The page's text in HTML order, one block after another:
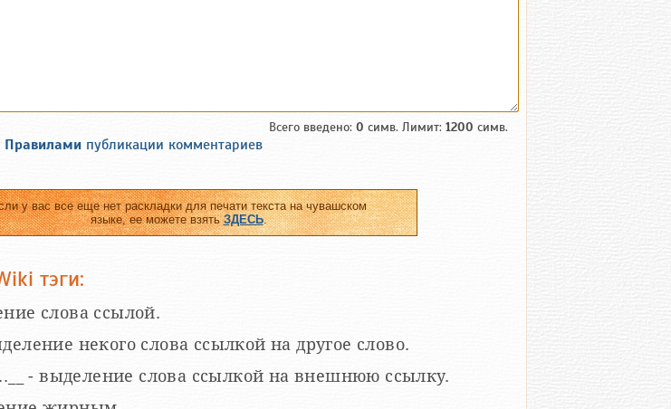
Всего введено: 0 симв. Лимит: 1200 симв.
Правилами публикации комментариев
у вас все еще нет раскладки для печати текста на чувашском
языке, ее можете взятьЗДЕСЬ.
тэги:
слова ссылой.
некого слова ссылкой на другое слово.
- выделение слова ссылкой на внешнюю ссылку.